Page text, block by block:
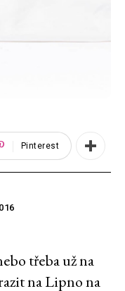
Pinterest
třeba už na
na Lipno na